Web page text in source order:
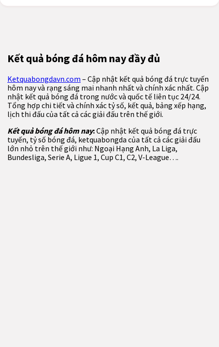
Kết quả bóng đá hôm nay đầy đủ
Ketquabongdavn.com – Cập nhật kết quả bóng đá trực tuyến
hôm nay và rạng sáng mai nhanh nhất và chính xác nhất. Cập
nhật kết quả bóng đá trong nước và quốc tế liên tục 24/24.
Tổng hợp chi tiết và chính xác tỷ số, kết quả, bảng xếp hạng,
lịch thi đấu của tất cả các giải đấu trên thế giới.
Kết quả bóng đá hôm nay:Cập nhật kết quả bóng đá trực
tuyến, tỷ số bóng đá, ketquabongda của tất cả các giải đấu
lớn nhỏ trên thế giới như: Ngoại Hạng Anh, La Liga,
Bundesliga, Serie A, Ligue 1, Cup C1, C2, V-League….